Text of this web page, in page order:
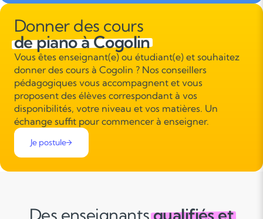
Donner des cours
de piano à Cogolin
Vous êtes enseignant(e) ou étudiant(e) et souhaitez
donner des cours à Cogolin ? Nos conseillers
pédagogiques vous accompagnent et vous
proposent des élèves correspondant à vos
disponibilités, votre niveau et vos matières. Un
échange suffit pour commencer à enseigner.
Je postule
Des enseignantsqualifiés et